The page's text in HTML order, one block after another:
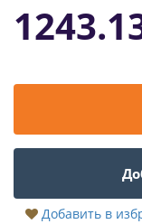
Добавить в